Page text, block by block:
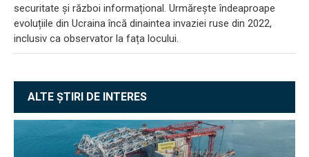
securitate și război informațional. Urmărește îndeaproape
evoluțiile din Ucraina încă dinaintea invaziei ruse din 2022,
inclusiv ca observator la fața locului.
ALTE ȘTIRI DE INTERES